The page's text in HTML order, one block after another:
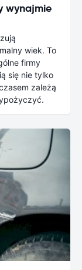
wynajmie
wiek. To
firmy
się nie tylko
zależą